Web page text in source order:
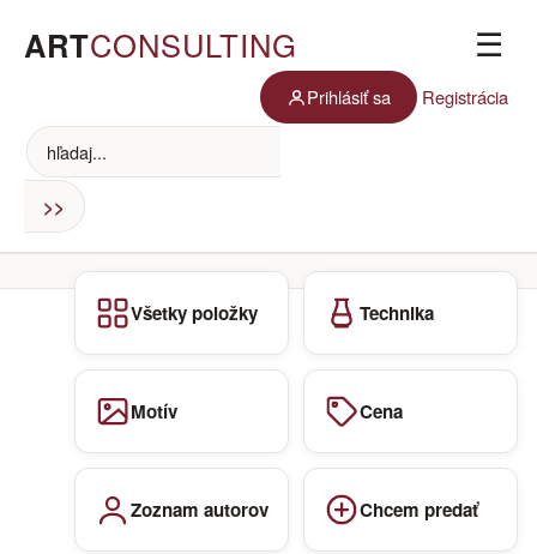
ARTCONSULTING ☰
Prihlásiť sa Registrácia
Všetky položky Technika
Motív Cena
Zoznam autorov Chcem predať